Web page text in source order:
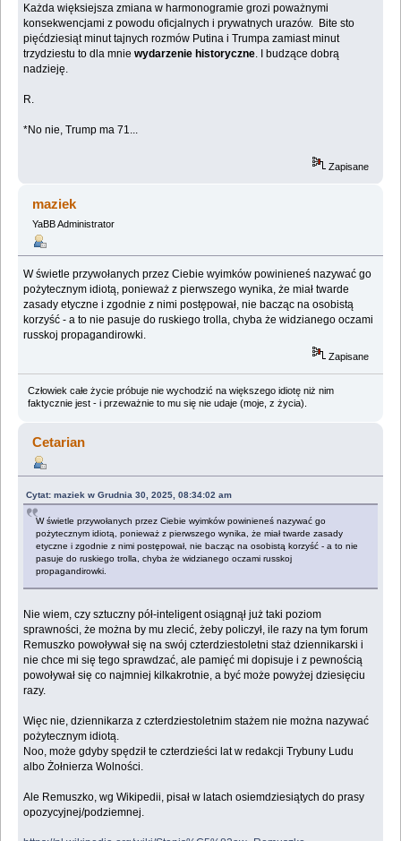
Każda więksiejsza zmiana w harmonogramie grozi poważnymi
konsekwencjami z powodu oficjalnych i prywatnych urazów. Bite sto
pięćdziesiąt minut tajnych rozmów Putina i Trumpa zamiast minut
trzydziestu to dla mnie wydarzenie historyczne. I budzące dobrą
nadzieję.
R.
*No nie, Trump ma 71...
Zapisane
maziek
YaBB Administrator
W świetle przywołanych przez Ciebie wyimków powinieneś nazywać go
pożytecznym idiotą, ponieważ z pierwszego wynika, że miał twarde
zasady etyczne i zgodnie z nimi postępował, nie bacząc na osobistą
korzyść - a to nie pasuje do ruskiego trolla, chyba że widzianego oczami
russkoj propagandirowki.
Zapisane
Człowiek całe życie próbuje nie wychodzić na większego idiotę niż nim
faktycznie jest - i przeważnie to mu się nie udaje (moje, z życia).
Cetarian
Cytat: maziek w Grudnia 30, 2025, 08:34:02 am
W świetle przywołanych przez Ciebie wyimków powinieneś nazywać go
pożytecznym idiotą, ponieważ z pierwszego wynika, że miał twarde zasady
etyczne i zgodnie z nimi postępował, nie bacząc na osobistą korzyść - a to nie
pasuje do ruskiego trolla, chyba że widzianego oczami russkoj
propagandirowki.
Nie wiem, czy sztuczny pół-inteligent osiągnął już taki poziom
sprawności, że można by mu zlecić, żeby policzył, ile razy na tym forum
Remuszko powoływał się na swój czterdziestoletni staż dziennikarski i
nie chce mi się tego sprawdzać, ale pamięć mi dopisuje i z pewnością
powoływał się co najmniej kilkakrotnie, a być może powyżej dziesięciu
razy.
Więc nie, dziennikarza z czterdziestoletnim stażem nie można nazywać
pożytecznym idiotą.
Noo, może gdyby spędził te czterdzieści lat w redakcji Trybuny Ludu
albo Żołnierza Wolności.
Ale Remuszko, wg Wikipedii, pisał w latach osiemdziesiątych do prasy
opozycyjnej/podziemnej.